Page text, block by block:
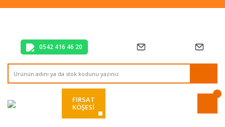
Tüm Alışverişlerde Vade Farksız 2 Taksit!
0542 416 46 20
FIRSAT
KÖŞESİ